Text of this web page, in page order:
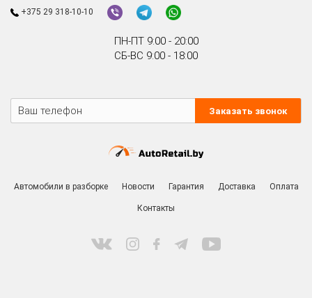
+375 29 318-10-10
ПН-ПТ 9:00 - 20:00
СБ-ВС 9:00 - 18:00
Заказать звонок
Автомобили в разборке Новости Гарантия Доставка Оплата
Контакты